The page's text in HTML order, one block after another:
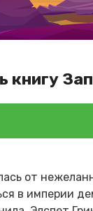
книгу
от
в империи